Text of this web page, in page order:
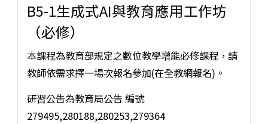
B5-1生成式AI與教育應用工作坊
（必修）
本課程為教育部規定之數位教學增能必修課程，請
教師依需求擇一場次報名參加(在全教網報名)。
研習公告為教育局公告 編號
279495,280188,280253,279364